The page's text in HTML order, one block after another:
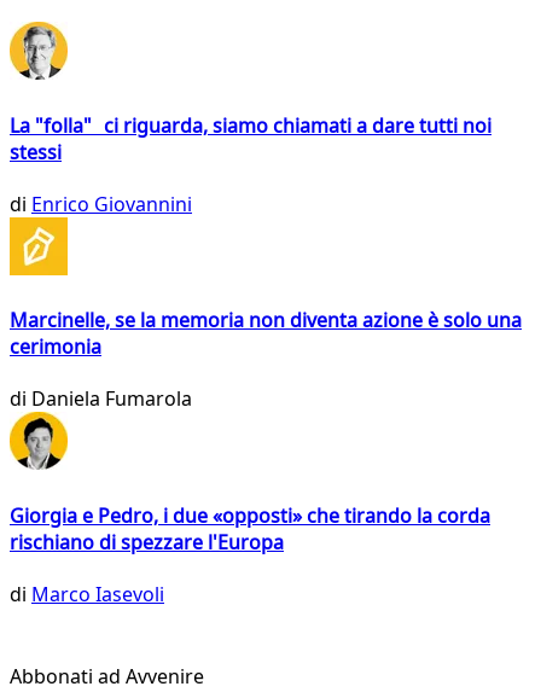
La "folla" ci riguarda, siamo chiamati a dare tutti noi
stessi
di Enrico Giovannini
Marcinelle, se la memoria non diventa azione è solo una
cerimonia
di Daniela Fumarola
Giorgia e Pedro, i due «opposti» che tirando la corda
rischiano di spezzare l'Europa
di Marco Iasevoli
Abbonati ad Avvenire